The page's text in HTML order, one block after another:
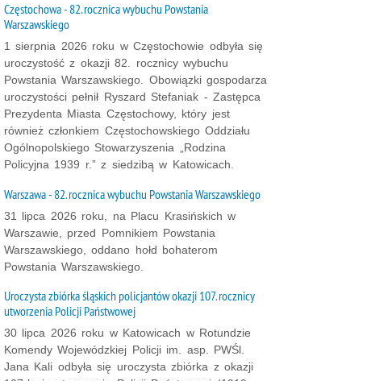
Częstochowa - 82. rocznica wybuchu Powstania
Warszawskiego
1 sierpnia 2026 roku w Częstochowie odbyła się
uroczystość z okazji 82. rocznicy wybuchu
Powstania Warszawskiego. Obowiązki gospodarza
uroczystości pełnił Ryszard Stefaniak - Zastępca
Prezydenta Miasta Częstochowy, który jest
również członkiem Częstochowskiego Oddziału
Ogólnopolskiego Stowarzyszenia „Rodzina
Policyjna 1939 r.” z siedzibą w Katowicach.
Warszawa - 82. rocznica wybuchu Powstania Warszawskiego
31 lipca 2026 roku, na Placu Krasińskich w
Warszawie, przed Pomnikiem Powstania
Warszawskiego, oddano hołd bohaterom
Powstania Warszawskiego.
Uroczysta zbiórka śląskich policjantów okazji 107. rocznicy
utworzenia Policji Państwowej
30 lipca 2026 roku w Katowicach w Rotundzie
Komendy Wojewódzkiej Policji im. asp. PWŚl.
Jana Kali odbyła się uroczysta zbiórka z okazji